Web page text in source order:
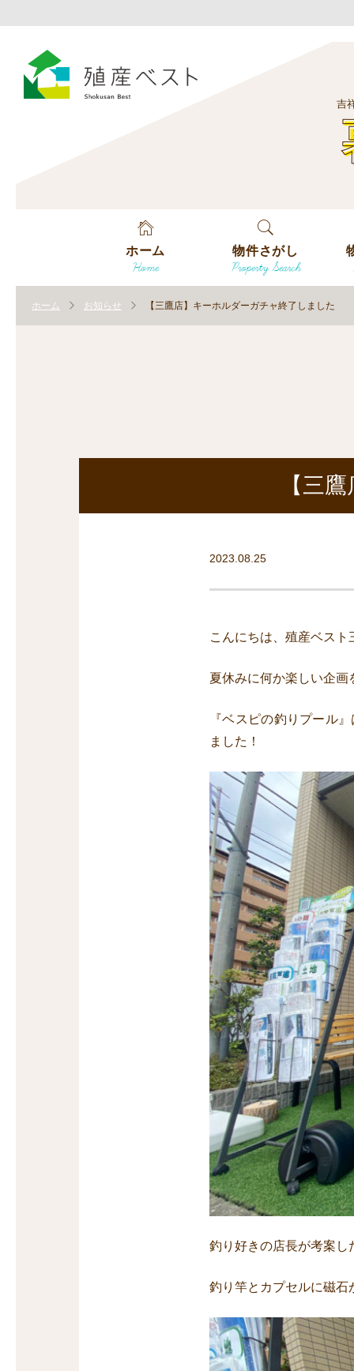
吉
ホーム
Home
物件さがし
Property Search
ホーム お知らせ 【三鷹店】キーホルダーガチャ終了しました
【三
2023.08.25
こんにちは、殖産ベスト
夏休みに何か楽しい企
『ベスピの釣りプール
ました！
釣り好きの店長が考案し
釣り竿とカプセルに磁石